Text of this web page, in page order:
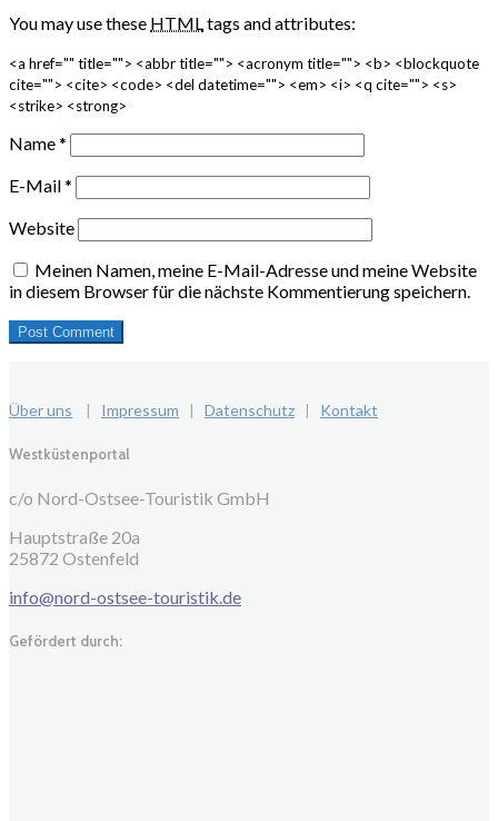
You may use these HTMLtags and attributes:
<a href="" title=""> <abbr title=""> <acronym title=""> <b> <blockquote
cite=""> <cite> <code> <del datetime=""> <em> <i> <q cite=""> <s>
<strike> <strong>
Name*
E-Mail*
Website
Meinen Namen, meine E-Mail-Adresse und meine Website
in diesem Browser für die nächste Kommentierung speichern.
Über uns | Impressum | Datenschutz | Kontakt
Westküstenportal
c/o Nord-Ostsee-Touristik GmbH
Hauptstraße 20a
25872 Ostenfeld
info@nord-ostsee-touristik.de
Gefördert durch: